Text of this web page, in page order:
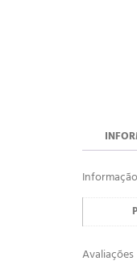
Avaliações